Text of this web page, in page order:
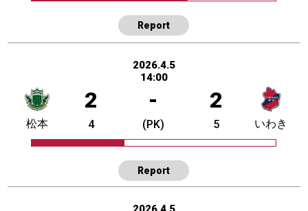
Report
2026.4.5
14:00
2 - 2
松本 4 (PK) 5 いわき
Report